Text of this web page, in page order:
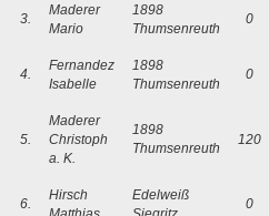
3.
Maderer
Mario
1898
Thumsenreuth
0
4.
Fernandez
Isabelle
1898
Thumsenreuth
0
5.
Maderer
Christoph
a. K.
1898
Thumsenreuth
120
6.
Hirsch
Edelweiß
0